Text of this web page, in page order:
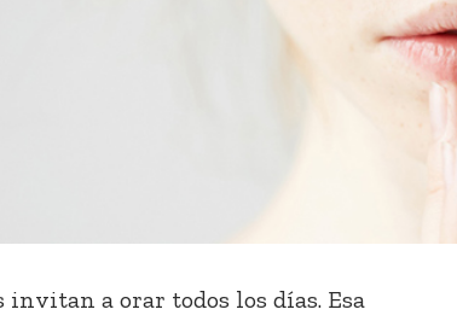
invitan a orar todos los días. Esa